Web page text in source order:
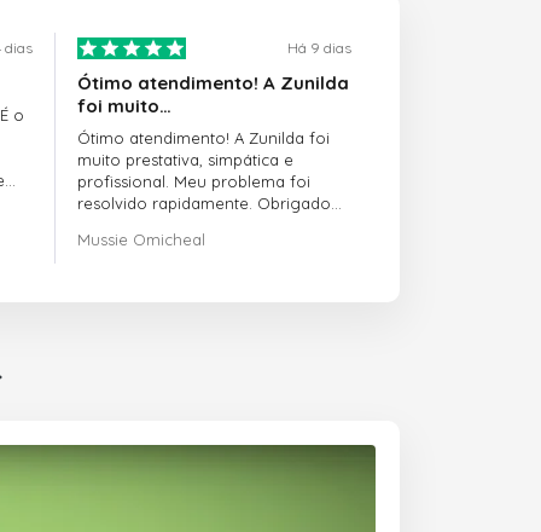
dias
o
Há 9 dias
Ótimo atendimento! A Zunilda
foi muito…
Ótimo atendimento! A Zunilda foi
muito prestativa, simpática e
profissional. Meu problema foi
resolvido rapidamente. Obrigado
Mussie Omicheal